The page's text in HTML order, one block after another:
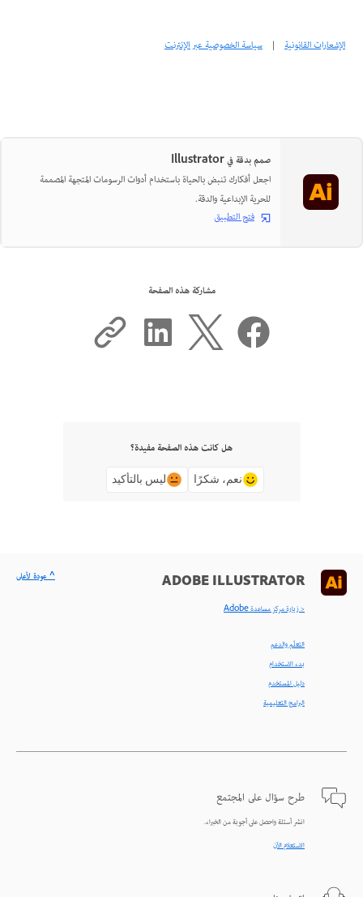
الإشعارات القانونية | سياسة الخصوصية عبر الإنترنت
صمم بدقة في Illustrator
اجعل أفكارك تنبض بالحياة باستخدام أدوات الرسومات المتجهة المصممة
للحرية الإبداعية والدقة.
فتح التطبيق
مشاركة هذه الصفحة
هل كانت هذه الصفحة مفيدة؟
نعم، شكرًا ليس بالتأكيد
ADOBE ILLUSTRATOR
< زيارة مركز مساعدة Adobe
التعلّم والدعم
بدء الاستخدام
دليل المستخدم
البرامج التعليمية
طرح سؤال على المجتمع
انشر أسئلة واحصل على أجوبة من الخبراء.
الاستعلام الآن
^ عودة لأعلى